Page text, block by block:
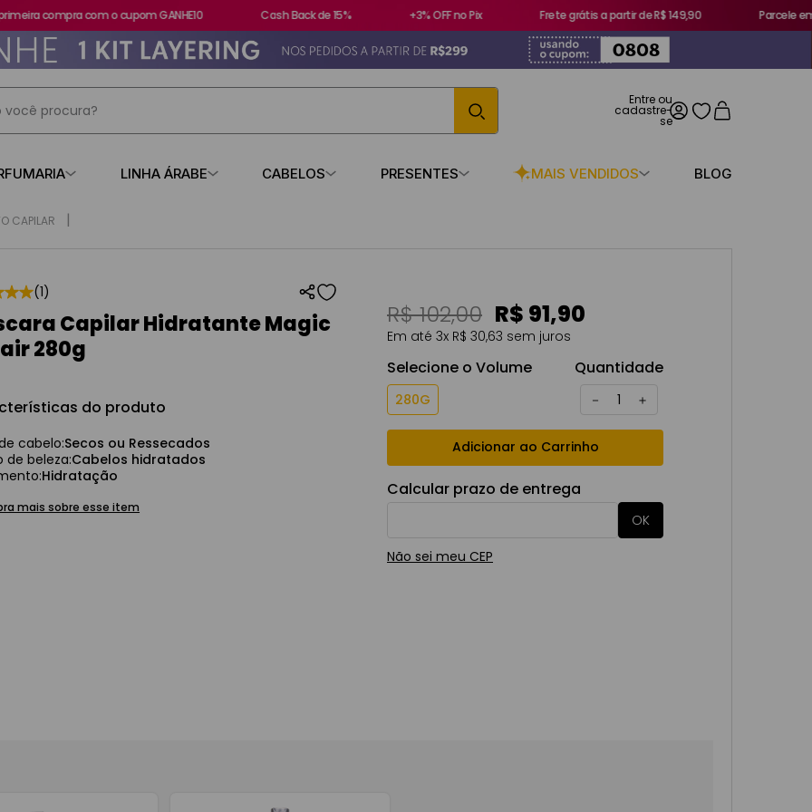
compra com o cupom GANHE10 Cash Back de 15% +3% OFF no Pix Frete grátis a partir de R$ 149,90 Parcele em
você procura?
LINHA ÁRABE CABELOS PRESENTES MAIS VENDIDOS BLOG
CAPILAR
★★(1)
Capilar Hidratante Magic
280g
do produto
cabelo:Secos ou Ressecados
de beleza:Cabelos hidratados
:Hidratação
mais sobre esse item
R$ 102,00 R$ 91,90
Em até3x R$ 30,63 sem juros
Selecione o Volume
280G
Quantidade
＋
－
Adicionar ao Carrinho
Calcular prazo de entrega
Não sei meu CEP